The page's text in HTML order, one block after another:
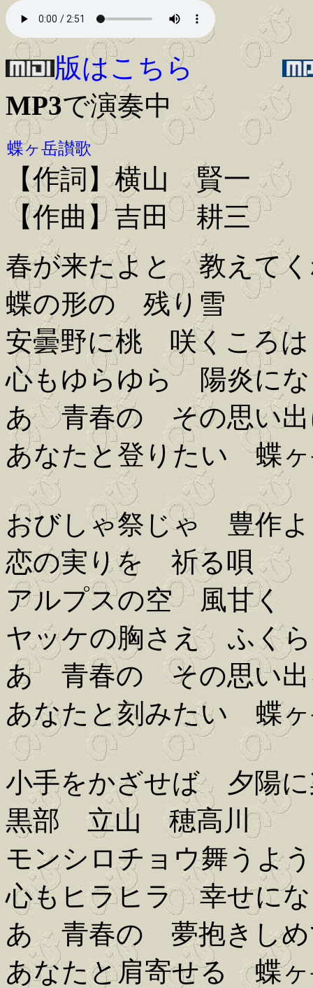
版はこちら
MP3で演奏中
蝶ヶ岳讃歌
【作詞】横山 賢一
【作曲】吉田 耕三
春が来たよと 教えて
蝶の形の 残り雪
安曇野に桃 咲くころは
心もゆらゆら 陽炎に
あゝ青春の その思い
あなたと登りたい 蝶
おびしゃ祭じゃ 豊作
恋の実りを 祈る唄
アルプスの空 風甘く
ヤッケの胸さえ ふく
あゝ青春の その思い
あなたと刻みたい 蝶
小手をかざせば 夕陽に
黒部 立山 穂高川
モンシロチョウ舞うよ
心もヒラヒラ 幸せに
あゝ青春の 夢抱きし
あなたと肩寄せる 蝶